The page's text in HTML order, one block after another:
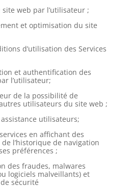
web par l’utilisateur ;
et optimisation du site
d’utilisation des Services
et authentification des
l’utilisateur;
de la possibilité de
utilisateurs du site web ;
utilisateurs;
en affichant des
l’historique de navigation
préférences ;
des fraudes, malwares
logiciels malveillants) et
sécurité